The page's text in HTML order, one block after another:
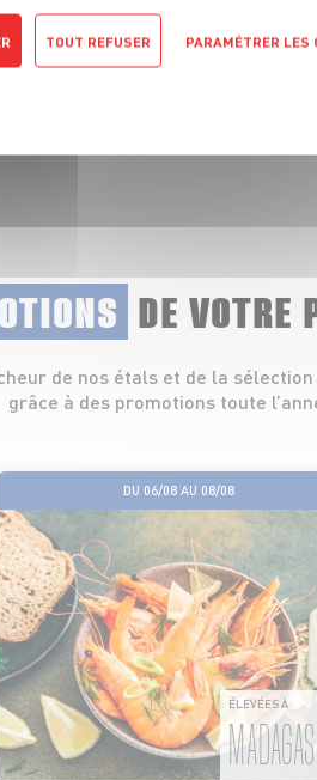
et
DE VOTRE
de nos étals et de la
grâce à des promotions toute
DU 06/08 AU 08/08
ÉLEVÉES À
TOUT REFUSER PARAMÉTRER LES